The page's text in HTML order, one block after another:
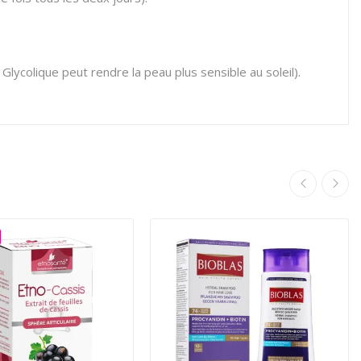
peut rendre la peau plus sensible au soleil).